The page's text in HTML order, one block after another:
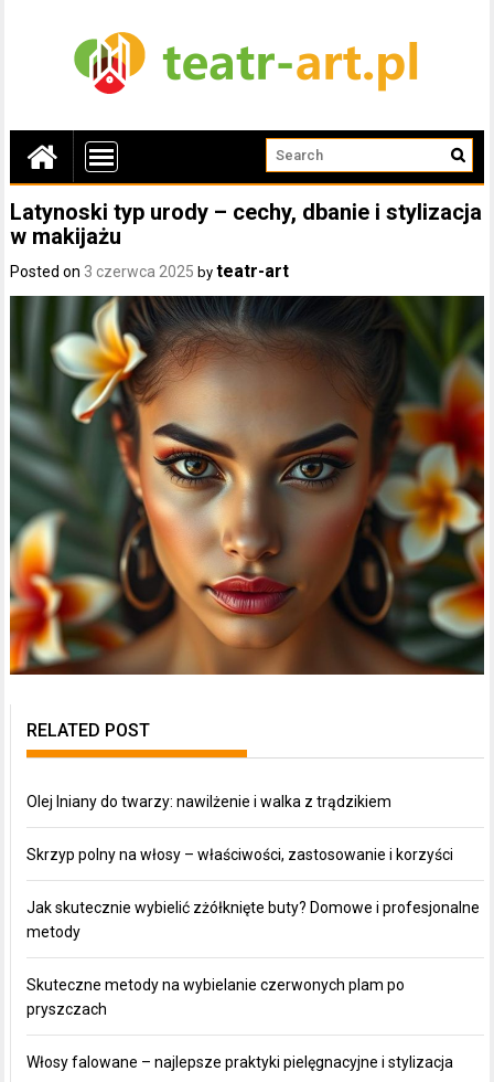
Latynoski typ urody – cechy, dbanie i stylizacja
w makijażu
Posted on 3 czerwca 2025 byteatr-art
RELATED POST
Olej lniany do twarzy: nawilżenie i walka z trądzikiem
Skrzyp polny na włosy – właściwości, zastosowanie i korzyści
Jak skutecznie wybielić zżółknięte buty? Domowe i profesjonalne
metody
Skuteczne metody na wybielanie czerwonych plam po
pryszczach
Włosy falowane – najlepsze praktyki pielęgnacyjne i stylizacja